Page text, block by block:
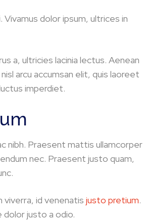
dolor ipsum, ultrices in
a, ultricies lacinia lectus. Aenean
arcu accumsan elit, quis laoreet
imperdiet.
nibh. Praesent mattis ullamcorper
nec. Praesent justo quam,
viverra, id venenatis justo pretium.
dolor justo a odio.